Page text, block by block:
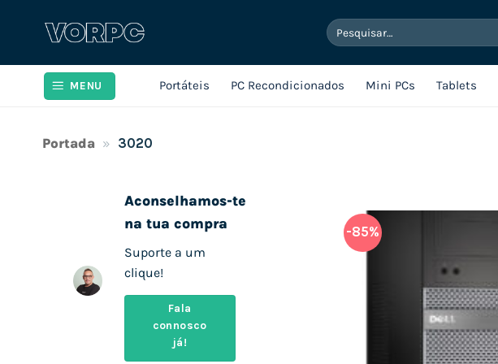
Pesquisar
por:
MENU Portáteis PC Recondicionados Mini PCs Tablets
Portada » 3020
Aconselhamos-te
na tua compra
Suporte a um
clique!
Fala
connosco
já!
-85%